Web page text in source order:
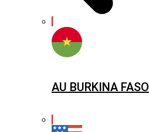
AU BURKINA FASO